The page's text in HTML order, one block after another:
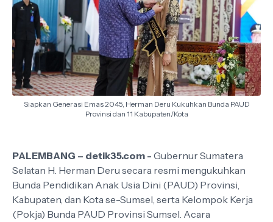
Siapkan Generasi Emas 2045, Herman Deru Kukuhkan Bunda PAUD
Provinsi dan 11 Kabupaten/Kota
PALEMBANG – detik35.com - Gubernur Sumatera
Selatan H. Herman Deru secara resmi mengukuhkan
Bunda Pendidikan Anak Usia Dini (PAUD) Provinsi,
Kabupaten, dan Kota se-Sumsel, serta Kelompok Kerja
(Pokja) Bunda PAUD Provinsi Sumsel. Acara